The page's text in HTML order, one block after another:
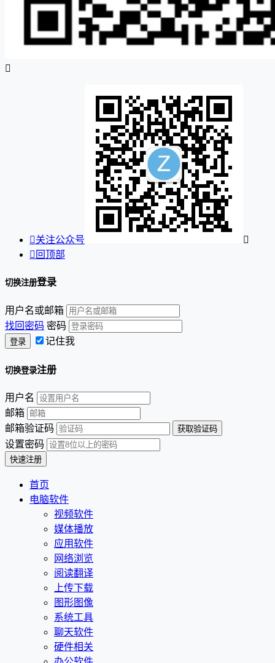

关注公众号

 回顶部
切换注册登录
用户名或邮箱
找回密码 密码
记住我
切换登录注册
用户名
邮箱
邮箱验证码
设置密码
首页
电脑软件
视频软件
媒体播放
应用软件
网络浏览
阅读翻译
上传下载
图形图像
系统工具
聊天软件
硬件相关